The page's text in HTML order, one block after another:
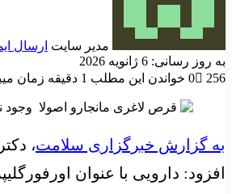
مدیر سایت ارسال
به روز رسانی: 6 ژانویه 2026
0
256 خواندن این مطلب 1 دقیقه زمان میبرد
به گزارش خبرگزاری سلامت،
افزود: دارویی با عنوان